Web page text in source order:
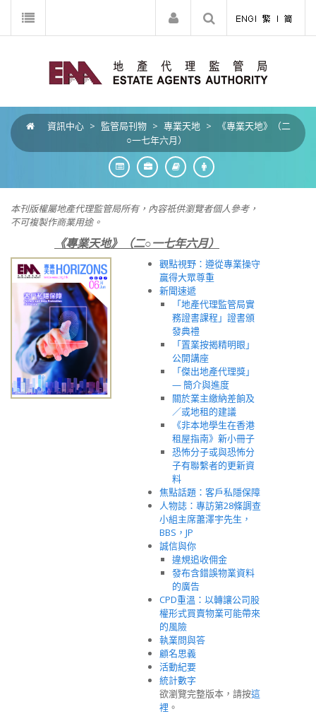
資訊中心 > 監管局刊物 > 專業天地 >
《專業天地》（二
○一七年六月）
本刊版權屬地產代理監管局所有，內容祇供瀏覽者個人參考，
不可複製作商業用途。
《專業天地》（二○一七年六月）
觀點視野：遵從專業操守
贏得大眾尊重
新聞速遞
「地產代理監管局實
務證書課程」證書頒
發典禮
「置業按揭精明眼」
公開講座
「傑出地產代理獎」
— 簡介與進度
關於業主繳納差餉及
／或地租的建議
《非本地學生在香港
租屋指南》新小冊子
恐怖分子或與恐怖分
子有聯繫者的更新資
料
焦點話題：客戶私隱保障
人物誌：專訪第28條調查
小組主席蕭澤宇先生，
BBS，JP
誠信與你
違規追收佣金
發布含錯誤物業資料
的廣告
CPD重溫：以轉讓公司股
權形式買賣物業可能帶來
的風險
執業問與答
顧名思義
活動紀要
統計數字
欲瀏覽完整版本，請按這
裡 。